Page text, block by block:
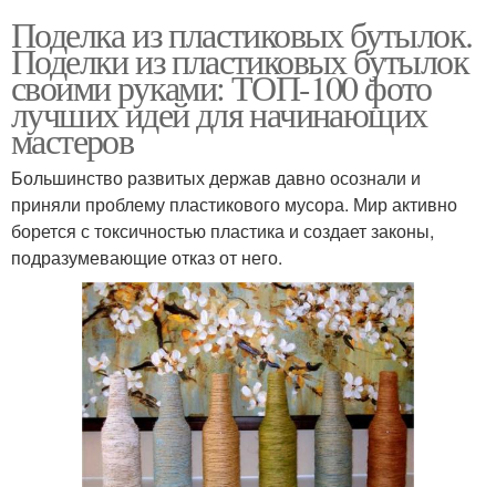
Поделка из пластиковых бутылок.
Поделки из пластиковых бутылок
своими руками: ТОП-100 фото
лучших идей для начинающих
мастеров
Большинство развитых держав давно осознали и
приняли проблему пластикового мусора. Мир активно
борется с токсичностью пластика и создает законы,
подразумевающие отказ от него.